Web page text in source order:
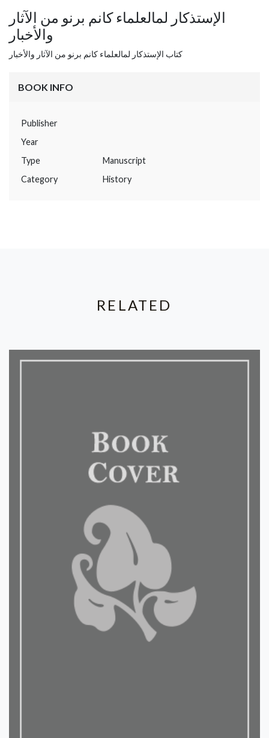
الإستذكار لمالعلماء كانم برنو من الآثار
والأخبار
كتاب الإستذكار لمالعلماء كانم برنو من الآثار والأخبار
BOOK INFO
Publisher
Year
Type
Manuscript
Category
History
RELATED